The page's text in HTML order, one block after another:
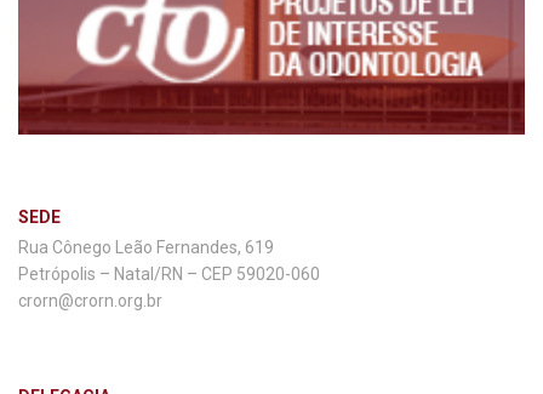
SEDE
Rua Cônego Leão Fernandes, 619
Petrópolis – Natal/RN – CEP 59020-060
crorn@crorn.org.br